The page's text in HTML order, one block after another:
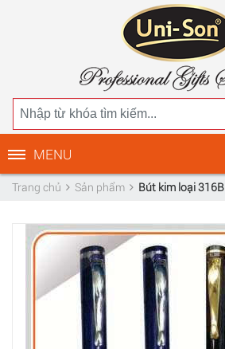
MENU
Trang chủ Sản phẩm Bút kim loại 316B